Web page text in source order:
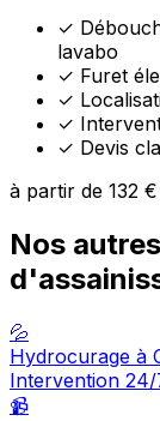
✓
lavabo
✓ Furet
✓
✓
✓ Devis
à partir de 132
Nos
💦
Hydrocurage à
Intervention 24/
📹